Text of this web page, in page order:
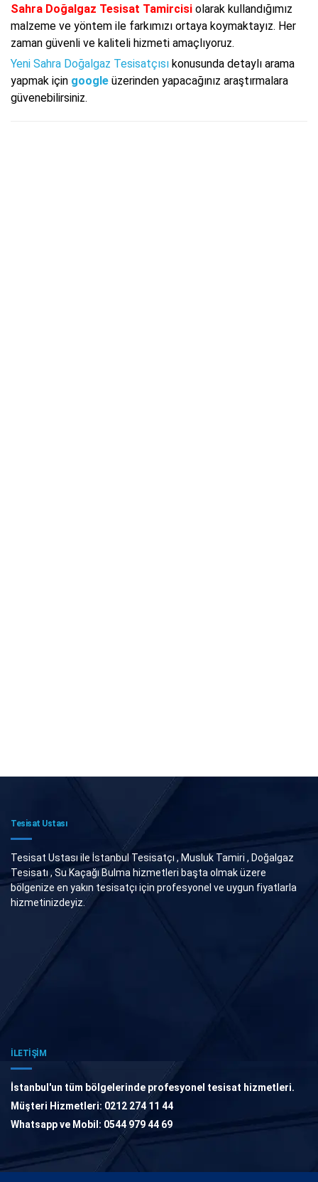
Sahra Doğalgaz Tesisat Tamircisi olarak kullandığımız
malzeme ve yöntem ile farkımızı ortaya koymaktayız. Her
zaman güvenli ve kaliteli hizmeti amaçlıyoruz.
Yeni Sahra Doğalgaz Tesisatçısı konusunda detaylı arama
yapmak için google üzerinden yapacağınız araştırmalara
güvenebilirsiniz.
Tesisat Ustası
Tesisat Ustası ile İstanbul Tesisatçı , Musluk Tamiri , Doğalgaz
Tesisatı , Su Kaçağı Bulma hizmetleri başta olmak üzere
bölgenize en yakın tesisatçı için profesyonel ve uygun fiyatlarla
hizmetinizdeyiz.
İLETİŞİM
İstanbul'un tüm bölgelerinde profesyonel tesisat hizmetleri.
Müşteri Hizmetleri: 0212 274 11 44
Whatsapp ve Mobil: 0544 979 44 69